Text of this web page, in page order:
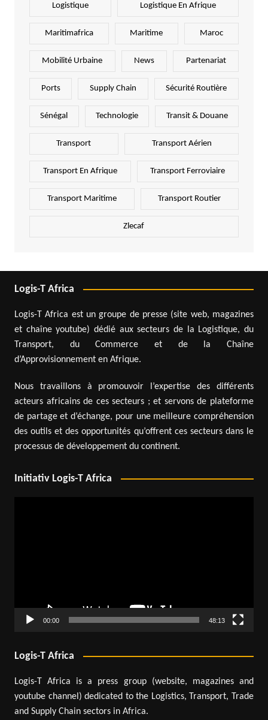
Logistique Logistique En Afrique
Maritimafrica Maritime Maroc
Mobilité Urbaine News Partenariat
Ports Supply Chain Sécurité Routière
Sénégal Technologie Transit & Douane
Transport Transport Aérien
Transport En Afrique Transport Ferroviaire
Transport Maritime Transport Routier
Zlecaf
Logis-T Africa
Logis-T Africa est un groupe de presse (site web, magazines
et chaîne youtube) dédié aux secteurs de la Logistique, du
Transport, du Commerce et de la Chaîne
d’Approvisionnement en Afrique.
Nous travaillons à promouvoir l’expertise des différents
acteurs africains de ces secteurs ; et servons de plateforme
de partage et d’échange, pour une meilleure compréhension
des outils et des opportunités qu’offrent ces secteurs dans le
processus de développement du continent.
Initiativ Logis-T Africa
00:00 48:13
Logis-T Africa
Logis-T Africa is a press group (website, magazines and
youtube channel) dedicated to the Logistics, Transport, Trade
and Supply Chain sectors in Africa.